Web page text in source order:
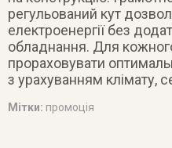
регульований кут
електроенергії без
обладнання. Для
прораховувати
з урахуванням клімату,
Мітки: промоція